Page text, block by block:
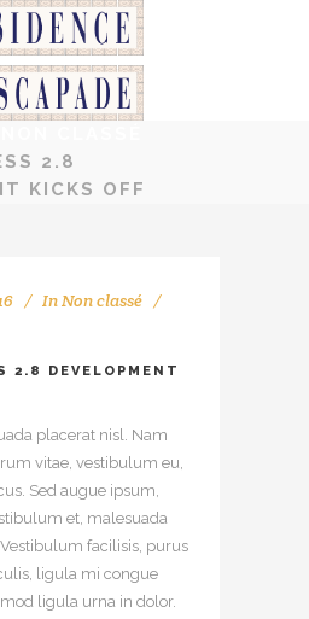
2.8
KICKS OFF
InNon classé
2.8 DEVELOPMENT
placerat nisl. Nam
vitae, vestibulum eu,
Sed augue ipsum,
et, malesuada
facilisis, purus
ligula mi congue
ligula urna in dolor.